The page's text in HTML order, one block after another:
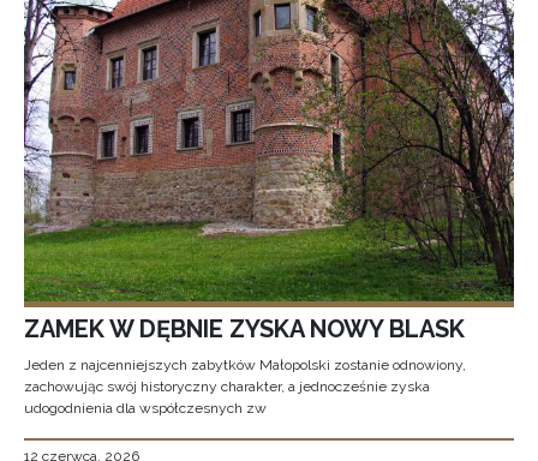
ZAMEK W DĘBNIE ZYSKA NOWY BLASK
Jeden z najcenniejszych zabytków Małopolski zostanie odnowiony,
zachowując swój historyczny charakter, a jednocześnie zyska
udogodnienia dla współczesnych zw
12 czerwca, 2026